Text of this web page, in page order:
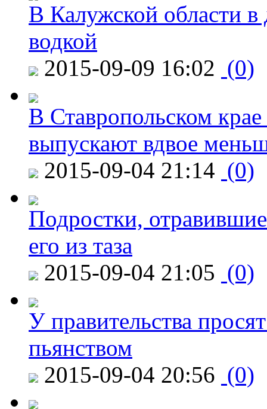
В Калужской области в
водкой
2015-09-09 16:02 (0)
В Ставропольском
выпускают вдвое
2015-09-04 21:14 (0)
Подростки,
его из таза
2015-09-04 21:05 (0)
У правительства
пьянством
2015-09-04 20:56 (0)